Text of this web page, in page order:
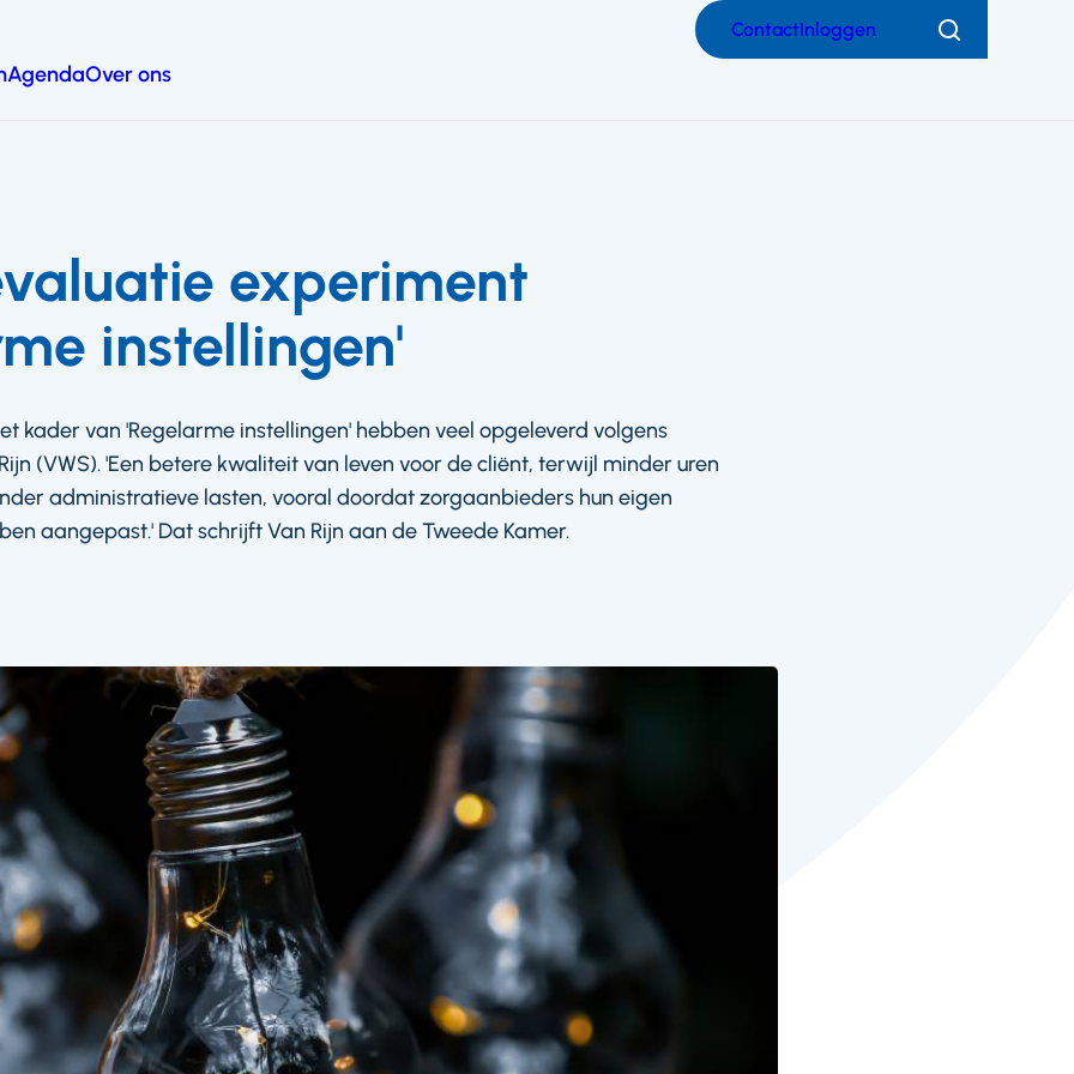
AgendaOver ons
ContactInloggen Zoeken
experiment
instellingen'
kader van 'Regelarme instellingen' hebben veel opgeleverd volgens
(VWS). 'Een betere kwaliteit van leven voor de cliënt, terwijl minder uren
administratieve lasten, vooral doordat zorgaanbieders hun eigen
aangepast.' Dat schrijft Van Rijn aan de Tweede Kamer.